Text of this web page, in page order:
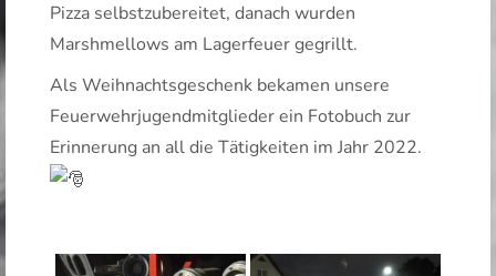
Pizza selbstzubereitet, danach wurden
Marshmellows am Lagerfeuer gegrillt.
Als Weihnachtsgeschenk bekamen unsere
Feuerwehrjugendmitglieder ein Fotobuch zur
Erinnerung an all die Tätigkeiten im Jahr 2022.